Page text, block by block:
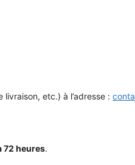
etc.) à l’adresse :
72 heures.